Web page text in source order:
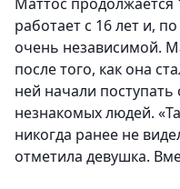
работает с 16 лет и,
очень независимой.
после того, как она
ней начали
незнакомых людей.
никогда ранее не
отметила девушка.